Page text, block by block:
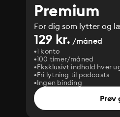
Premium
For dig som lytter og
129 kr. /måned
1 konto
100 timer/måned
Eksklusivt indhold hver
Fri lytning til podcasts
Ingen binding
Prøv